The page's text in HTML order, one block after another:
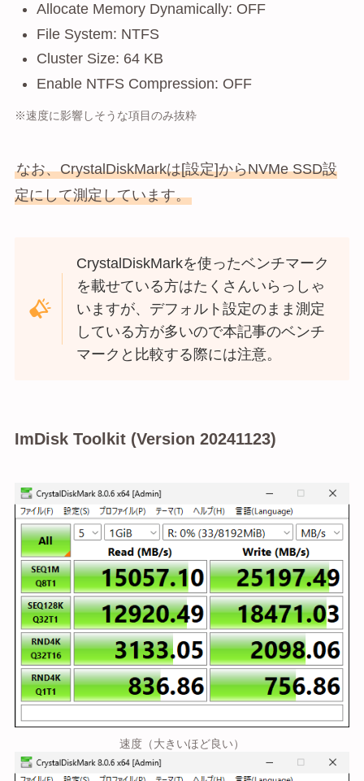
Allocate Memory Dynamically: OFF
File System: NTFS
Cluster Size: 64 KB
Enable NTFS Compression: OFF
※速度に影響しそうな項目のみ抜粋
なお、CrystalDiskMarkは[設定]からNVMe SSD設
定にして測定しています。
CrystalDiskMarkを使ったベンチマーク
を載せている方はたくさんいらっしゃ
いますが、デフォルト設定のまま測定
している方が多いので本記事のベンチ
マークと比較する際には注意。
ImDisk Toolkit (Version 20241123)
速度（大きいほど良い）